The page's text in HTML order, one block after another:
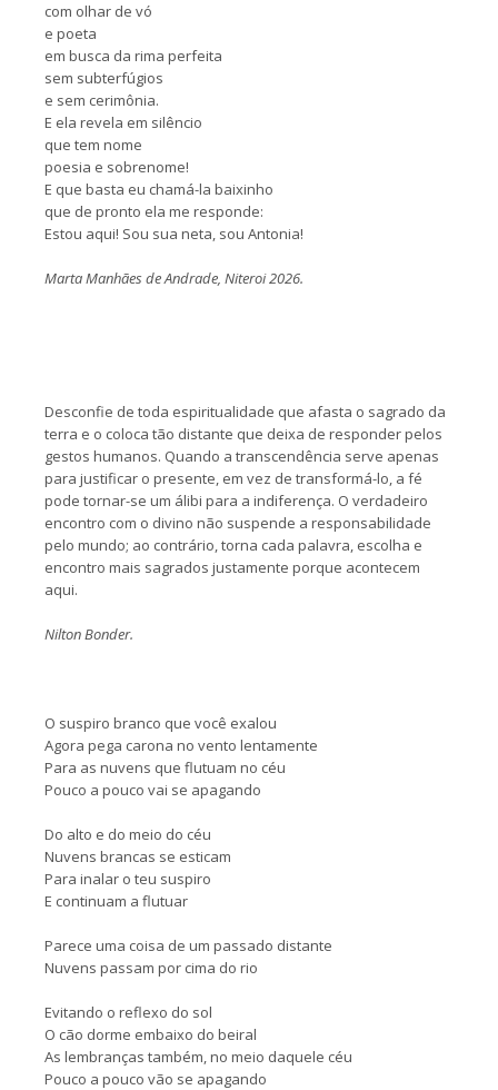
com olhar de vó
e poeta
em busca da rima perfeita
sem subterfúgios
e sem cerimônia.
E ela revela em silêncio
que tem nome
poesia e sobrenome!
E que basta eu chamá-la baixinho
que de pronto ela me responde:
Estou aqui! Sou sua neta, sou Antonia!
Marta Manhães de Andrade, Niteroi 2026.
Desconfie de toda espiritualidade que afasta o sagrado da
terra e o coloca tão distante que deixa de responder pelos
gestos humanos. Quando a transcendência serve apenas
para justificar o presente, em vez de transformá-lo, a fé
pode tornar-se um álibi para a indiferença. O verdadeiro
encontro com o divino não suspende a responsabilidade
pelo mundo; ao contrário, torna cada palavra, escolha e
encontro mais sagrados justamente porque acontecem
aqui.
Nilton Bonder.
O suspiro branco que você exalou
Agora pega carona no vento lentamente
Para as nuvens que flutuam no céu
Pouco a pouco vai se apagando
Do alto e do meio do céu
Nuvens brancas se esticam
Para inalar o teu suspiro
E continuam a flutuar
Parece uma coisa de um passado distante
Nuvens passam por cima do rio
Evitando o reflexo do sol
O cão dorme embaixo do beiral
As lembranças também, no meio daquele céu
Pouco a pouco vão se apagando